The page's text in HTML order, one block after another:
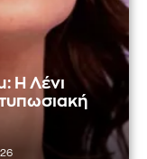
Η Λένι